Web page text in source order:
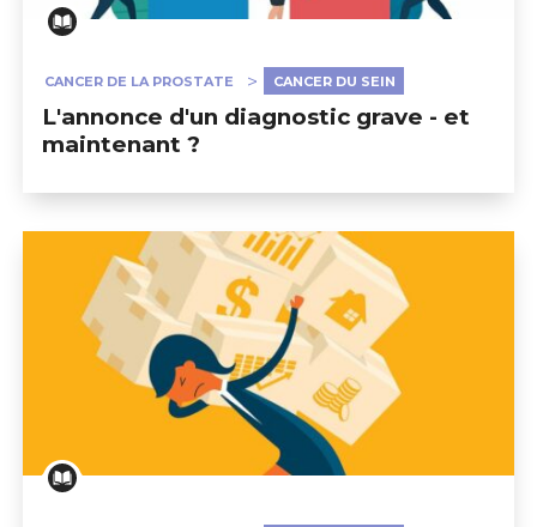
CANCER DE LA PROSTATE CANCER DU SEIN
L'annonce d'un diagnostic grave - et
maintenant ?